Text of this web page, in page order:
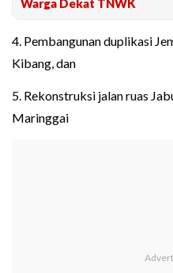
Warga Dekat TNWK
4. Pembangunan duplikasi
Kibang, dan
5. Rekonstruksi jalan ruas
Maringgai